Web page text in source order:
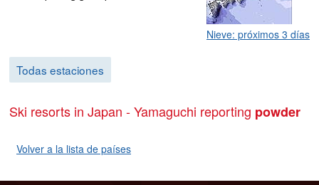
Nieve: próximos 3 días
Todas estaciones
Ski resorts in Japan - Yamaguchi reporting powder
Volver a la lista de países